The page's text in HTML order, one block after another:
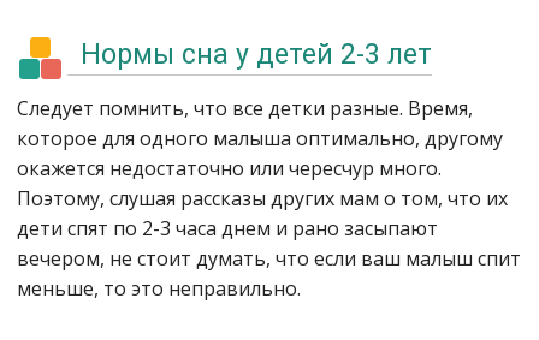
Нормы сна у детей 2-3 лет
Следует помнить, что все детки разные. Время,
которое для одного малыша оптимально, другому
окажется недостаточно или чересчур много.
Поэтому, слушая рассказы других мам о том, что их
дети спят по 2-3 часа днем и рано засыпают
вечером, не стоит думать, что если ваш малыш спит
меньше, то это неправильно.